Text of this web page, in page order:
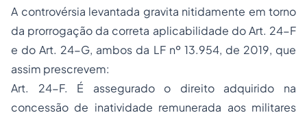
A controvérsia levantada gravita nitidamente em torno
da prorrogação da correta aplicabilidade do Art. 24-F
e do Art. 24-G, ambos da LF nº 13.954, de 2019, que
assim prescrevem:
Art. 24-F. É assegurado o direito adquirido na
concessão de inatividade remunerada aos militares